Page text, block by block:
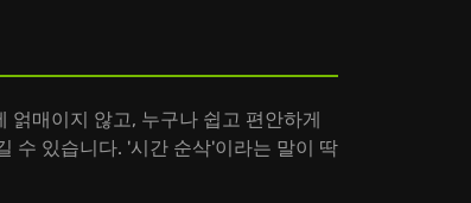
얽매이지 않고, 누구나 쉽고 편안하게
수 있습니다. '시간 순삭'이라는 말이 딱